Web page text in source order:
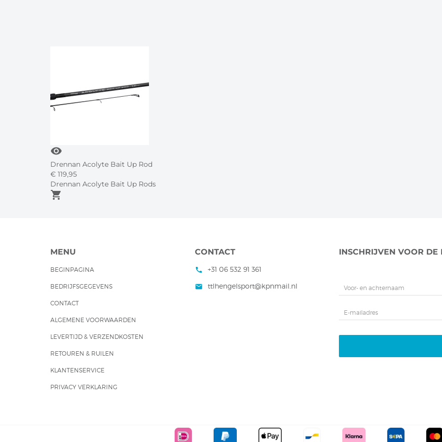
visibility
Drennan Acolyte Bait Up Rod
€ 119,95
Drennan Acolyte Bait Up Rods
shopping_cart
MENU
BEGINPAGINA
BEDRIJFSGEGEVENS
CONTACT
ALGEMENE VOORWAARDEN
LEVERTIJD & VERZENDKOSTEN
RETOUREN & RUILEN
KLANTENSERVICE
PRIVACY VERKLARING
CONTACT
call +31 06 532 91 361
mail ttlhengelsport@kpnmail.nl
INSCHRIJVEN VOOR DE